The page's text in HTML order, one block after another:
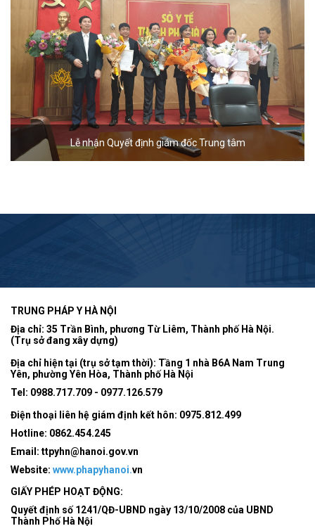
Lễ nhận Quyết định giám đốc Trung tâm
TRUNG PHÁP Y HÀ NỘI
Địa chỉ: 35 Trần Bình, phương Từ Liêm, Thành phố Hà Nội.
(Trụ sở đang xây dựng)
Địa chỉ hiện tại (trụ sở tạm thời): Tầng 1 nhà B6A Nam Trung
Yên, phường Yên Hòa, Thành phố Hà Nội
Tel: 0988.717.709 - 0977.126.579
Điện thoại liên hệ giám định kết hôn: 0975.812.499
Hotline: 0862.454.245
Email: ttpyhn@hanoi.gov.vn
Website: www.phapyhanoi.vn
GIẤY PHÉP HOẠT ĐỘNG:
Quyết định số 1241/QĐ-UBND ngày 13/10/2008 của UBND
Thành Phố Hà Nội